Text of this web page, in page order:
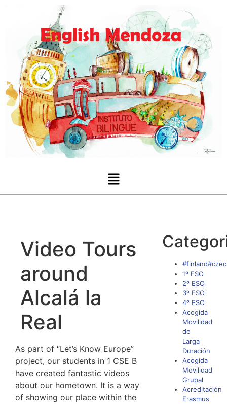
Video Tours
around
Alcalá la
Real
As part of “Let’s Know Europe”
project, our students in 1 CSE B
have created fantastic videos
about our hometown. It is a way
of showing our place within the
1º ESO
2º ESO
3º ESO
4º ESO
Acogida
Movilidad
de
Larga
Duración
Acogida
Movilidad
Grupal
Acreditación
Erasmus